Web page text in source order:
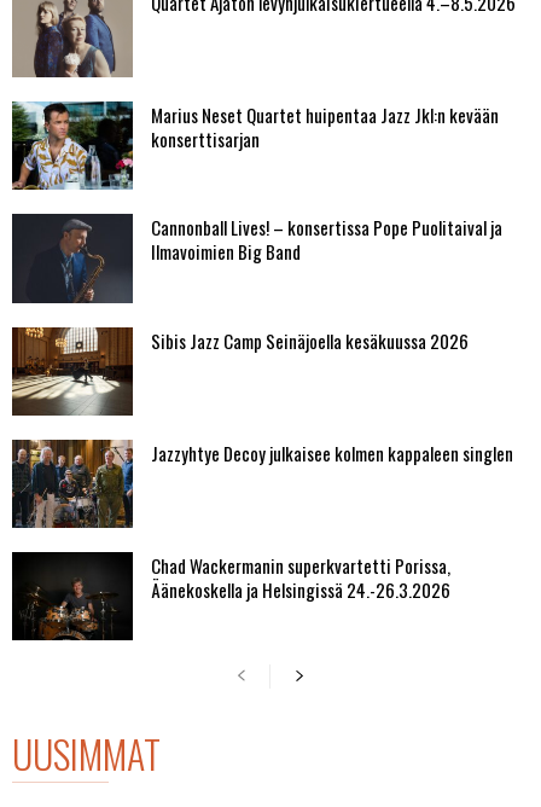
Marius Neset Quartet huipentaa Jazz Jkl:n kevään
konserttisarjan
Cannonball Lives! – konsertissa Pope Puolitaival ja
Ilmavoimien Big Band
Sibis Jazz Camp Seinäjoella kesäkuussa 2026
Jazzyhtye Decoy julkaisee kolmen kappaleen singlen
Chad Wackermanin superkvartetti Porissa,
Äänekoskella ja Helsingissä 24.-26.3.2026
UUSIMMAT